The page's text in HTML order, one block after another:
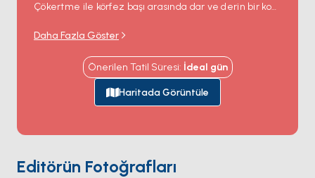
Çökertme ile körfez başı arasında dar ve derin bir koy.
çam ormanı doğrudan suya kadar iniyor. Tekneler
derinlik ve sınırlı dönüş alanı yüzünden demir atıp bir
ağaca karaya halat veriyor. Koyun içinde köy ya da
restoran yok ama bir patika sırta tırmanıyor; körfeze
bakan bir manzara noktası ve küçük bir şapele
Daha Fazla Göster
Önerilen Tatil Süresi: İdeal gün
Haritada Görüntüle
Editörün Fotoğrafları